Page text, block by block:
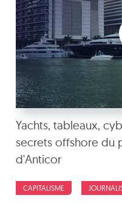
Yachts, tableaux,
secrets offshore du
d'Anticor
CAPITALISME